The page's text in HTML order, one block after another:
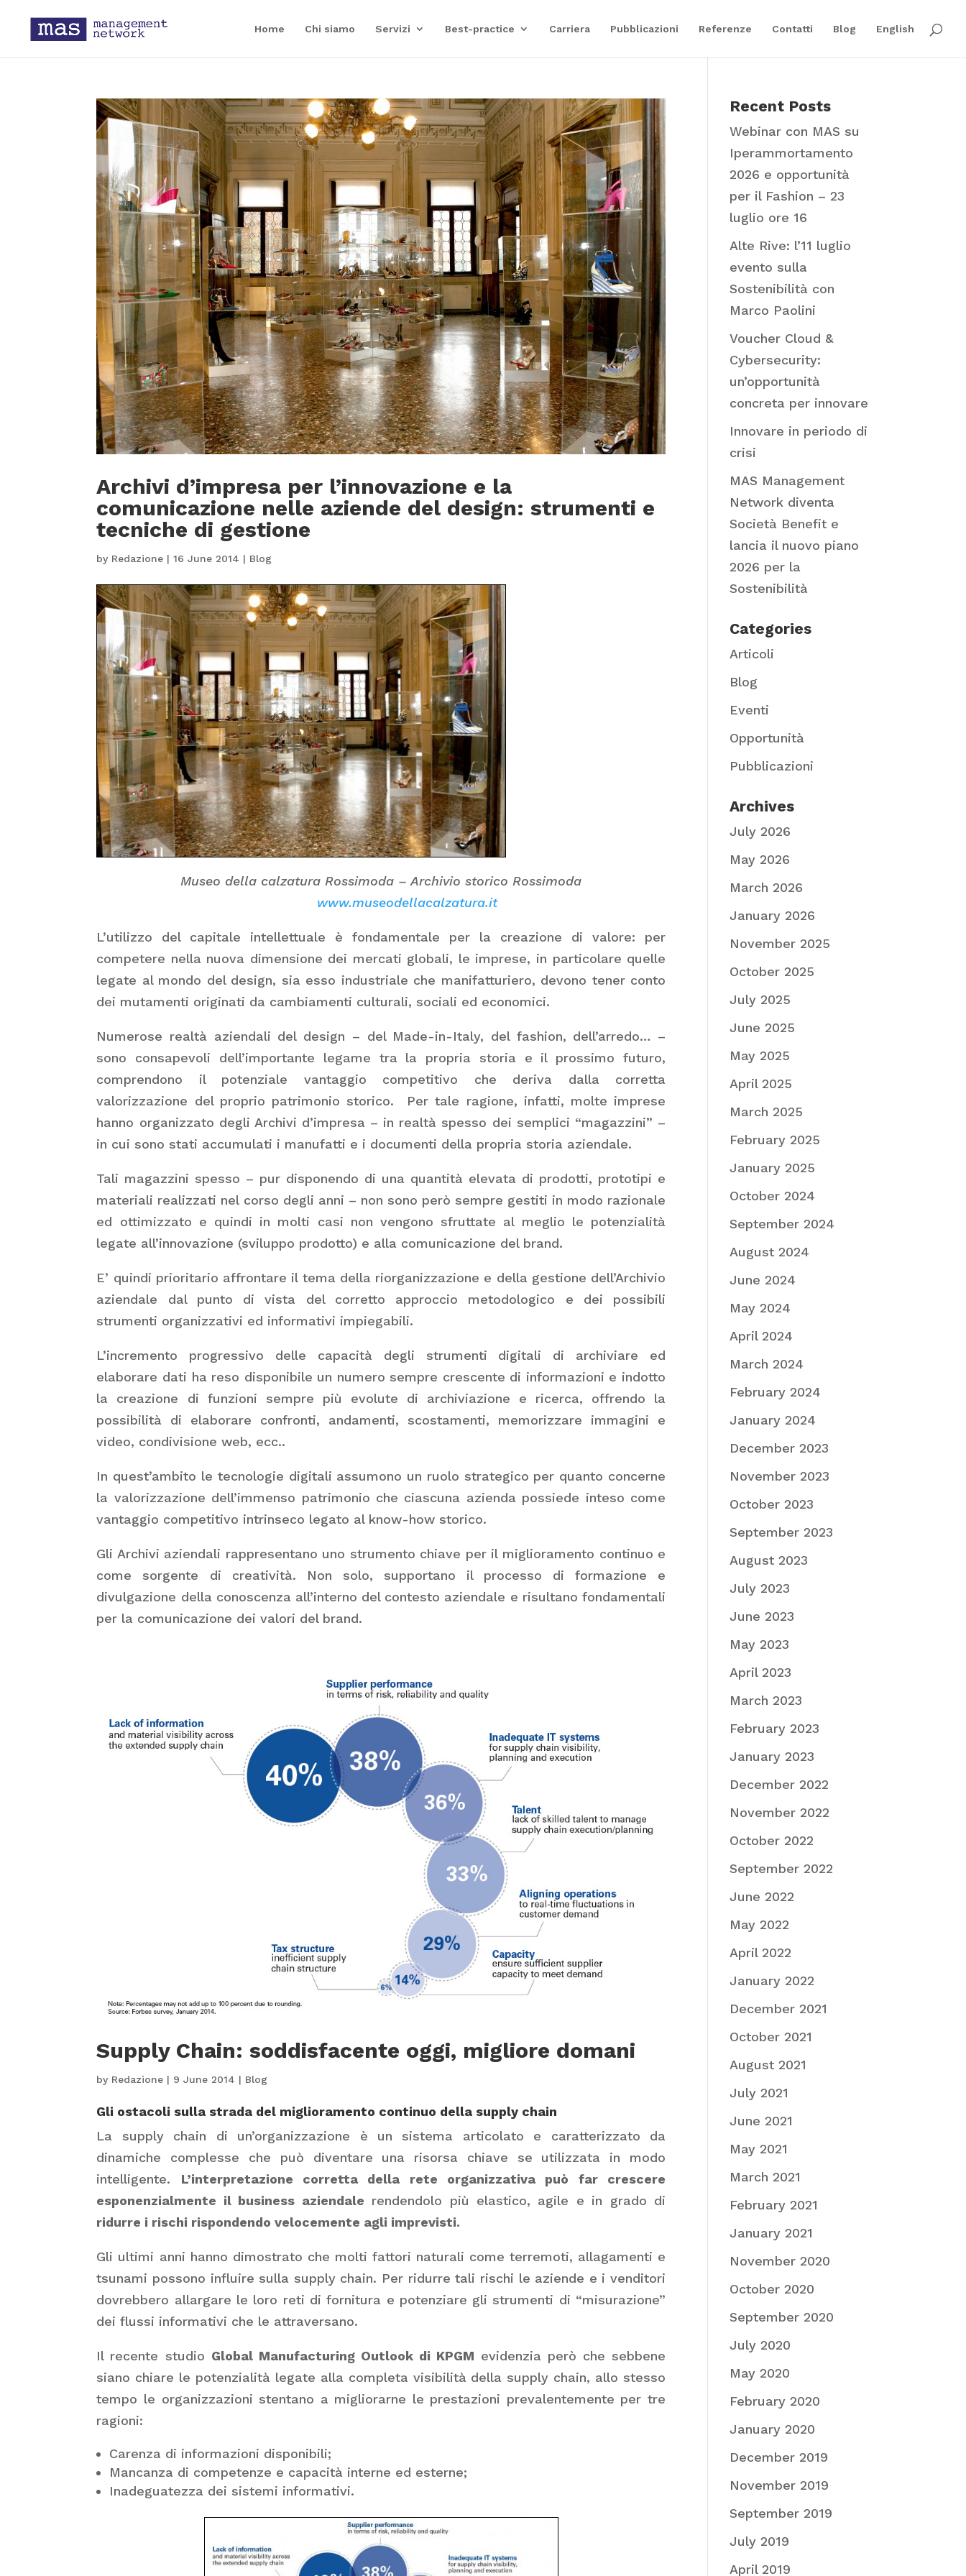
Home Chi siamo Servizi Best-practice Carriera Pubblicazioni Referenze Contatti Blog English
Archivi d’impresa per l’innovazione e la
comunicazione nelle aziende del design: strumenti e
tecniche di gestione
by Redazione |16 June 2014 | Blog
Museo della calzatura Rossimoda – Archivio storico Rossimoda
www.museodellacalzatura.it
L’utilizzo del capitale intellettuale è fondamentale per la creazione di valore: per
competere nella nuova dimensione dei mercati globali, le imprese, in particolare quelle
legate al mondo del design, sia esso industriale che manifatturiero, devono tener conto
dei mutamenti originati da cambiamenti culturali, sociali ed economici.
Numerose realtà aziendali del design – del Made-in-Italy, del fashion, dell’arredo… –
sono consapevoli dell’importante legame tra la propria storia e il prossimo futuro,
comprendono il potenziale vantaggio competitivo che deriva dalla corretta
valorizzazione del proprio patrimonio storico. Per tale ragione, infatti, molte imprese
hanno organizzato degli Archivi d’impresa – in realtà spesso dei semplici “magazzini” –
in cui sono stati accumulati i manufatti e i documenti della propria storia aziendale.
Tali magazzini spesso – pur disponendo di una quantità elevata di prodotti, prototipi e
materiali realizzati nel corso degli anni – non sono però sempre gestiti in modo razionale
ed ottimizzato e quindi in molti casi non vengono sfruttate al meglio le potenzialità
legate all’innovazione (sviluppo prodotto) e alla comunicazione del brand.
E’ quindi prioritario affrontare il tema della riorganizzazione e della gestione dell’Archivio
aziendale dal punto di vista del corretto approccio metodologico e dei possibili
strumenti organizzativi ed informativi impiegabili.
L’incremento progressivo delle capacità degli strumenti digitali di archiviare ed
elaborare dati ha reso disponibile un numero sempre crescente di informazioni e indotto
la creazione di funzioni sempre più evolute di archiviazione e ricerca, offrendo la
possibilità di elaborare confronti, andamenti, scostamenti, memorizzare immagini e
video, condivisione web, ecc..
In quest’ambito le tecnologie digitali assumono un ruolo strategico per quanto concerne
la valorizzazione dell’immenso patrimonio che ciascuna azienda possiede inteso come
vantaggio competitivo intrinseco legato al know-how storico.
Gli Archivi aziendali rappresentano uno strumento chiave per il miglioramento continuo e
come sorgente di creatività. Non solo, supportano il processo di formazione e
divulgazione della conoscenza all’interno del contesto aziendale e risultano fondamentali
per la comunicazione dei valori del brand.
Supply Chain: soddisfacente oggi, migliore domani
by Redazione | 9 June 2014 | Blog
Gli ostacoli sulla strada del miglioramento continuo della supply chain
La supply chain di un’organizzazione è un sistema articolato e caratterizzato da
dinamiche complesse che può diventare una risorsa chiave se utilizzata in modo
intelligente. L’interpretazione corretta della rete organizzativa può far crescere
esponenzialmente il business aziendale rendendolo più elastico, agile e in grado di
ridurre i rischi rispondendo velocemente agli imprevisti.
Gli ultimi anni hanno dimostrato che molti fattori naturali come terremoti, allagamenti e
tsunami possono influire sulla supply chain. Per ridurre tali rischi le aziende e i venditori
dovrebbero allargare le loro reti di fornitura e potenziare gli strumenti di “misurazione”
dei flussi informativi che le attraversano.
Il recente studio Global Manufacturing Outlook di KPGM evidenzia però che sebbene
siano chiare le potenzialità legate alla completa visibilità della supply chain, allo stesso
tempo le organizzazioni stentano a migliorarne le prestazioni prevalentemente per tre
ragioni:
Carenza di informazioni disponibili;
Mancanza di competenze e capacità interne ed esterne;
Inadeguatezza dei sistemi informativi.
Recent Posts
Webinar con MAS su
Iperammortamento
2026 e opportunità
per il Fashion – 23
luglio ore 16
Alte Rive: l’11 luglio
evento sulla
Sostenibilità con
Marco Paolini
Voucher Cloud &
Cybersecurity:
un’opportunità
concreta per innovare
Innovare in periodo di
crisi
MAS Management
Network diventa
Società Benefit e
lancia il nuovo piano
2026 per la
Sostenibilità
Categories
Articoli
Blog
Eventi
Opportunità
Pubblicazioni
Archives
July 2026
May 2026
March 2026
January 2026
November 2025
October 2025
July 2025
June 2025
May 2025
April 2025
March 2025
February 2025
January 2025
October 2024
September 2024
August 2024
June 2024
May 2024
April 2024
March 2024
February 2024
January 2024
December 2023
November 2023
October 2023
September 2023
August 2023
July 2023
June 2023
May 2023
April 2023
March 2023
February 2023
January 2023
December 2022
November 2022
October 2022
September 2022
June 2022
May 2022
April 2022
January 2022
December 2021
October 2021
August 2021
July 2021
June 2021
May 2021
March 2021
February 2021
January 2021
November 2020
October 2020
September 2020
July 2020
May 2020
February 2020
January 2020
December 2019
November 2019
September 2019
July 2019
April 2019